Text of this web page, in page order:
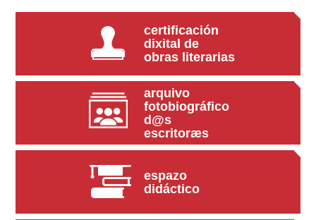
certificación
dixital de
obras literarias
arquivo
fotobiográfico
d@s
escritoræs
espazo
didáctico